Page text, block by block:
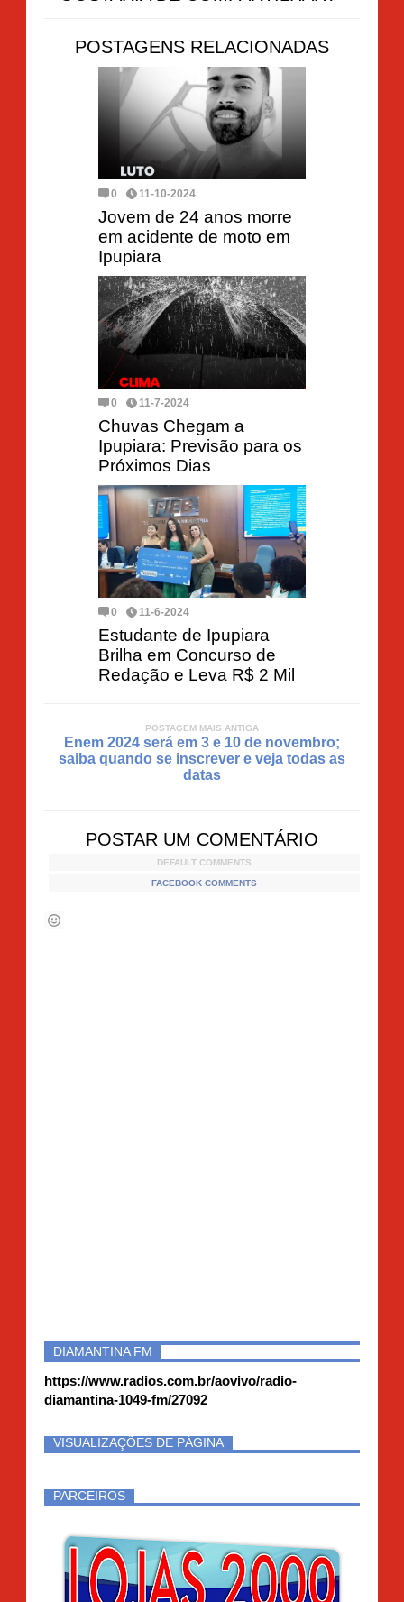
POSTAGENS RELACIONADAS
0 11-10-2024
Jovem de 24 anos morre
em acidente de moto em
Ipupiara
0 11-7-2024
Chuvas Chegam a
Ipupiara: Previsão para os
Próximos Dias
0 11-6-2024
Estudante de Ipupiara
Brilha em Concurso de
Redação e Leva R$ 2 Mil
POSTAGEM MAIS ANTIGA
Enem 2024 será em 3 e 10 de novembro;
saiba quando se inscrever e veja todas as
datas
POSTAR UM COMENTÁRIO
DEFAULT COMMENTS
FACEBOOK COMMENTS
DIAMANTINA FM
https://www.radios.com.br/aovivo/radio-
diamantina-1049-fm/27092
VISUALIZAÇÕES DE PÁGINA
PARCEIROS